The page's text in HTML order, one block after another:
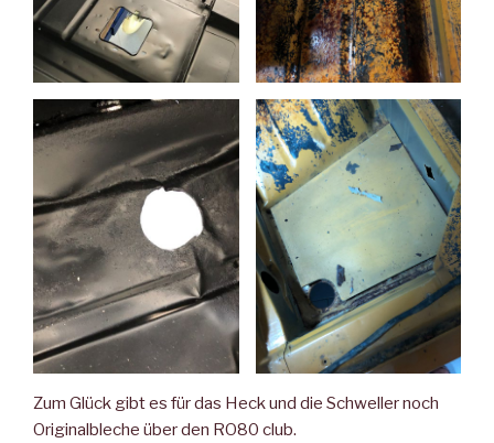
Zum Glück gibt es für das Heck und die Schweller noch
Originalbleche über den RO80 club.